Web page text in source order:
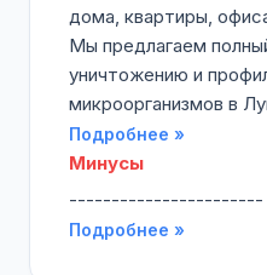
дома, квартиры,
Мы предлагаем
уничтожению и
микроорганизмов в
Подробнее »
Минусы
-----------------------
Подробнее »